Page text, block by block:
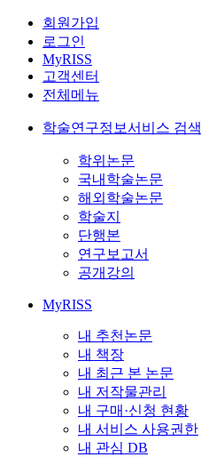
회원가입
로그인
MyRISS
고객센터
전체메뉴
학술연구정보서비스 검색
학위논문
국내학술논문
해외학술논문
학술지
단행본
연구보고서
공개강의
MyRISS
내 추천논문
내 책장
내 최근 본 논문
내 저작물관리
내 구매·신청 현황
내 서비스 사용권한
내 관심 DB